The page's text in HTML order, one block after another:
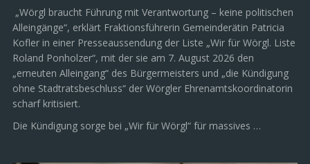
„Wörgl braucht Führung mit Verantwortung – keine politischen
Alleingänge“, erklärt Fraktionsführerin Gemeinderätin Patricia
Kofler in einer Presseaussendung der Liste „Wir für Wörgl. Liste
Roland Ponholzer“, mit der sie am 7. August 2026 den
„erneuten Alleingang“ des Bürgermeisters und „die Kündigung
ohne Stadtratsbeschluss“ der Wörgler Ehrenamtskoordinatorin
scharf kritisiert.
Die Kündigung sorge bei „Wir für Wörgl“ für massives …